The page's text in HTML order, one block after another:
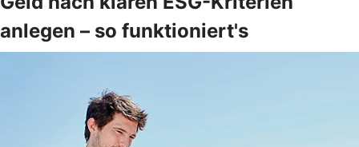
anlegen – so funktioniert's